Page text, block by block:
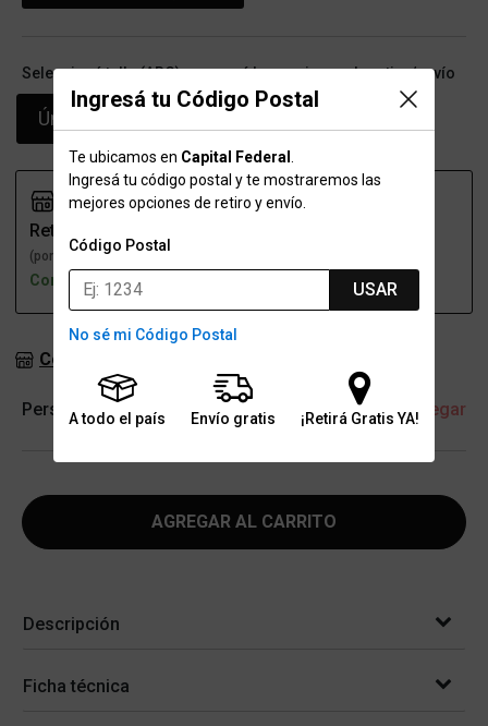
Ingresá tu Código Postal
Te ubicamos en Capital Federal
Ingresá tu código postal y te mostraremos las
mejores opciones de retiro y envío.
Código Postal
USAR
No sé mi Código Postal
A todo el país Envío gratis ¡Retirá Gratis YA!
Seleccioná talle (ARG) y conocé las opciones de retiro/envío
Único
Retiro
(por una sucursal)
Con stock
Consultar stock en sucursales
Personalización + Agregar
AGREGAR AL CARRITO
Descripción
Ficha técnica